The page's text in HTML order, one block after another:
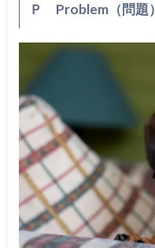
Ｐ Problem（問題）